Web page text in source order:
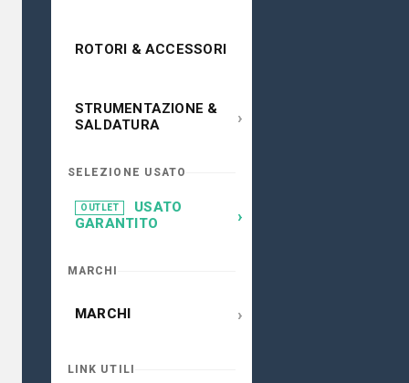
ROTORI & ACCESSORI
STRUMENTAZIONE &
SALDATURA
›
SELEZIONE USATO
OUTLET
USATO
GARANTITO
›
MARCHI
MARCHI ›
LINK UTILI